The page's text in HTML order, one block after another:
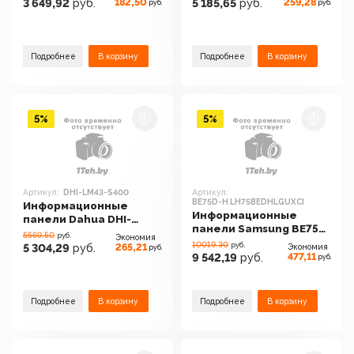
3 649,92 руб. руб.
Подробнее В корзину
5 185,65 руб. руб.
Подробнее В корзину
Артикул: DHI-LM43-S400
Информационные
панели Dahua DHI-
LM43-S400
5569.50 руб.
5 304,29 руб.
Экономия
265,21 руб.
Подробнее В корзину
5%
Артикул:
BE75D-H LH75BEDHLGUXCI
Информационные
панели Samsung BE75D-
H LH75BEDHLGUXCI
10019.30 руб.
9 542,19 руб.
Экономия
477,11 руб.
Подробнее В корзину
5%